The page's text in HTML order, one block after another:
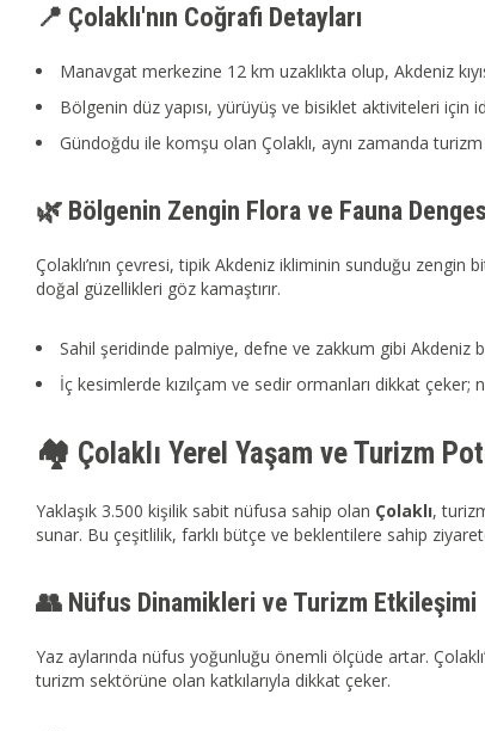
📍 Çolaklı'nın Coğrafi Detayları
Manavgat merkezine 12 km uzaklıkta olup, Akdeniz
Bölgenin düz yapısı, yürüyüş ve bisiklet aktiviteleri için
Gündoğdu ile komşu olan Çolaklı, aynı zamanda turizm
🌿 Bölgenin Zengin Flora ve Fauna
Çolaklı’nın çevresi, tipik Akdeniz ikliminin sunduğu zengin
doğal güzellikleri göz kamaştırır.
Sahil şeridinde palmiye, defne ve zakkum gibi Akdeniz
İç kesimlerde kızılçam ve sedir ormanları dikkat
🏘️ Çolaklı Yerel Yaşam ve Turizm
Yaklaşık 3.500 kişilik sabit nüfusa sahip olan Çolaklı,
sunar. Bu çeşitlilik, farklı bütçe ve beklentilere sahip
👥 Nüfus Dinamikleri ve Turizm Etkileşimi
Yaz aylarında nüfus yoğunluğu önemli ölçüde artar.
turizm sektörüne olan katkılarıyla dikkat çeker.